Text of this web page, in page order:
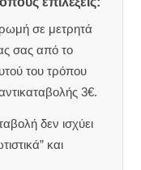
σε μετρητά
σας από το
του τρόπου
3€.
δεν ισχύει
και